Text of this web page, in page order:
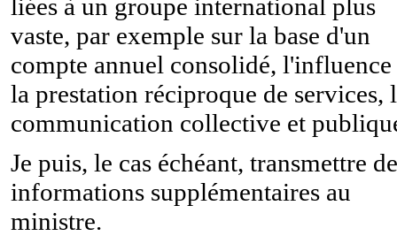
liées à un groupe international plus
vaste, par exemple sur la base d'un
compte annuel consolidé, l'influence
la prestation réciproque de services,
communication collective et
Je puis, le cas échéant, transmettre
informations supplémentaires au
ministre.